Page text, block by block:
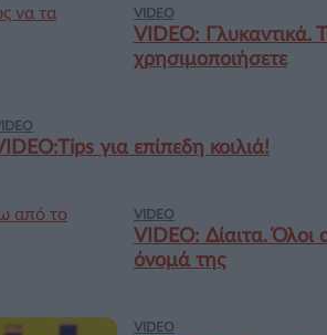
VIDEO
VIDEO: Γλυκαντικά.
χρησιμοποιήσετε
για επίπεδη κοιλιά!
VIDEO
VIDEO: Δίαιτα. Όλοι
όνομά της
VIDEO